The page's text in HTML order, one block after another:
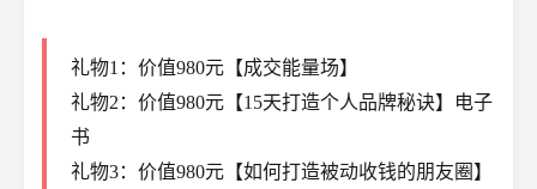
礼物1：价值980元【成交能量场】
礼物2：价值980元【15天打造个人品牌秘诀】电子
书
礼物3：价值980元【如何打造被动收钱的朋友圈】